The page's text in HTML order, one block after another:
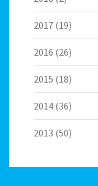
2017 (19)
2016 (26)
2015 (18)
2014 (36)
2013 (50)